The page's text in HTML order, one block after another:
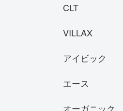
CLT
VILLAX
アイビック
エース
オーガニック